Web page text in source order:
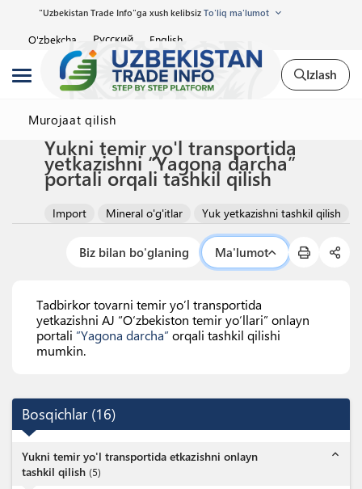
"Uzbekistan Trade Info"ga xush kelibsiz To'liq ma'lumot
O'zbekcha Русский English
Izlash
Murojaat qilish
Yukni temir yo'l transportida
yetkazishni “Yagona darcha”
portali orqali tashkil qilish
Import Mineral o'g'itlar Yuk yetkazishni tashkil qilish
Biz bilan bo'glaning Ma'lumot
Tadbirkor tovarni temir yo’l transportida
yetkazishni AJ “O‘zbekiston temir yo‘llari” onlayn
portali ”Yagona darcha” orqali tashkil qilishi
mumkin.
Bosqichlar (16)
Yukni temir yo'l transportida etkazishni onlayn
tashkil qilish (5)
expand_less